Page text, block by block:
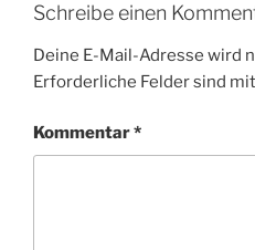
Schreibe einen
Deine E-Mail-Adresse wird
Erforderliche Felder sind mit
Kommentar*